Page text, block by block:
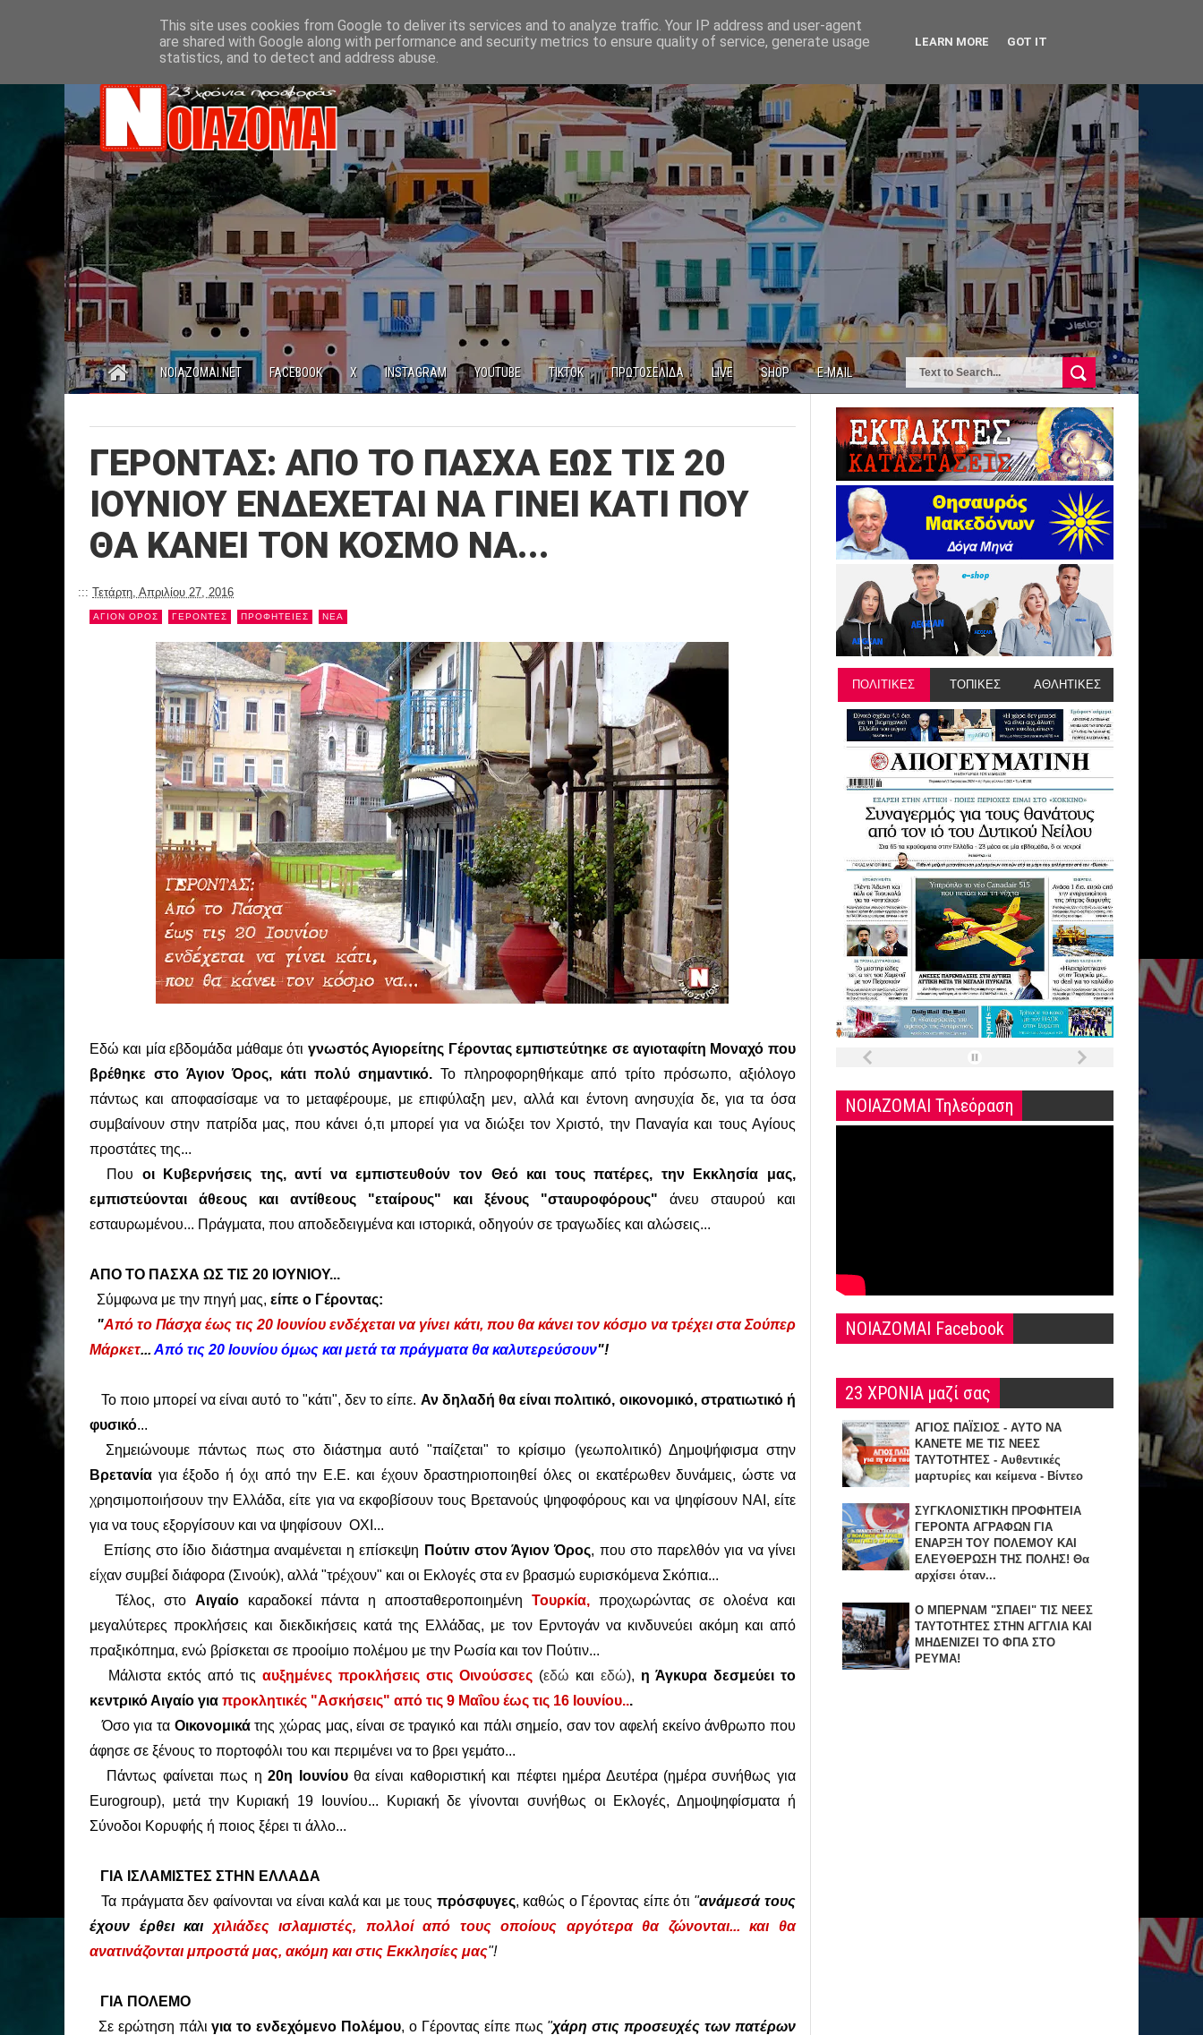
NOIAZOMAI.NET FACEBOOK X INSTAGRAM YOUTUBE TIKTOK ΠΡΩΤΟΣΕΛΙΔΑ LIVE SHOP E-MAIL
ΓΕΡΟΝΤΑΣ: ΑΠΟ ΤΟ ΠΑΣΧΑ ΕΩΣ ΤΙΣ 20
ΙΟΥΝΙΟΥ ΕΝΔΕΧΕΤΑΙ ΝΑ ΓΙΝΕΙ ΚΑΤΙ ΠΟΥ
ΘΑ ΚΑΝΕΙ ΤΟΝ ΚΟΣΜΟ ΝΑ...
::: Τετάρτη, Απριλίου 27, 2016
ΑΓΙΟΝ ΟΡΟΣ ΓΕΡΟΝΤΕΣ ΠΡΟΦΗΤΕΙΕΣ NEA
Εδώ και μία εβδομάδα μάθαμε ότι γνωστός Αγιορείτης Γέροντας εμπιστεύτηκε σε αγιοταφίτη Μοναχό που
βρέθηκε στο Άγιον Όρος, κάτι πολύ σημαντικό. Το πληροφορηθήκαμε από τρίτο πρόσωπο, αξιόλογο
πάντως και αποφασίσαμε να το μεταφέρουμε, με επιφύλαξη μεν, αλλά και έντονη ανησυχία δε, για τα όσα
συμβαίνουν στην πατρίδα μας, που κάνει ό,τι μπορεί για να διώξει τον Χριστό, την Παναγία και τους Αγίους
προστάτες της...
Που οι Κυβερνήσεις της, αντί να εμπιστευθούν τον Θεό και τους πατέρες, την Εκκλησία μας,
εμπιστεύονται άθεους και αντίθεους "εταίρους" και ξένους "σταυροφόρους" άνευ σταυρού και
εσταυρωμένου... Πράγματα, που αποδεδειγμένα και ιστορικά, οδηγούν σε τραγωδίες και αλώσεις...
ΑΠΟ ΤΟ ΠΑΣΧΑ ΩΣ ΤΙΣ 20 ΙΟΥΝΙΟΥ...
Σύμφωνα με την πηγή μας, είπε ο Γέροντας:
"Από το Πάσχα έως τις 20 Ιουνίου ενδέχεται να γίνει κάτι, που θα κάνει τον κόσμο να τρέχει στα Σούπερ
Μάρκετ... Από τις 20 Ιουνίου όμως και μετά τα πράγματα θα καλυτερεύσουν"!
Το ποιο μπορεί να είναι αυτό το "κάτι", δεν το είπε. Αν δηλαδή θα είναι πολιτικό, οικονομικό, στρατιωτικό ή
φυσικό...
Σημειώνουμε πάντως πως στο διάστημα αυτό "παίζεται" το κρίσιμο (γεωπολιτικό) Δημοψήφισμα στην
Βρετανία για έξοδο ή όχι από την Ε.Ε. και έχουν δραστηριοποιηθεί όλες οι εκατέρωθεν δυνάμεις, ώστε να
χρησιμοποιήσουν την Ελλάδα, είτε για να εκφοβίσουν τους Βρετανούς ψηφοφόρους και να ψηφίσουν ΝΑΙ, είτε
για να τους εξοργίσουν και να ψηφίσουν ΟΧΙ...
Επίσης στο ίδιο διάστημα αναμένεται η επίσκεψη Πούτιν στον Άγιον Όρος, που στο παρελθόν για να γίνει
είχαν συμβεί διάφορα (Σινούκ), αλλά "τρέχουν" και οι Εκλογές στα εν βρασμώ ευρισκόμενα Σκόπια...
Τέλος, στο Αιγαίοκαραδοκεί πάντα η αποσταθεροποιημένη Τουρκία,προχωρώντας σε ολοένα και
μεγαλύτερες προκλήσεις και διεκδικήσεις κατά της Ελλάδας, με τον Ερντογάν να κινδυνεύει ακόμη και από
πραξικόπημα, ενώ βρίσκεται σε προοίμιο πολέμου με την Ρωσία και τον Πούτιν...
Μάλιστα εκτός από τις αυξημένες προκλήσεις στις Οινούσσες(εδώ και εδώ), η Άγκυρα δεσμεύει το
κεντρικό Αιγαίο για προκλητικές "Ασκήσεις" από τις 9 Μαΐου έως τις 16 Ιουνίου...
Όσο για τα Οικονομικάτης χώρας μας, είναι σε τραγικό και πάλι σημείο, σαν τον αφελή εκείνο άνθρωπο που
άφησε σε ξένους το πορτοφόλι του και περιμένει να το βρει γεμάτο...
Πάντως φαίνεται πως η20η Ιουνίου θα είναι καθοριστική και πέφτει ημέρα Δευτέρα (ημέρα συνήθως για
Eurogroup), μετά την Κυριακή 19 Ιουνίου... Κυριακή δε γίνονται συνήθως οι Εκλογές, Δημοψηφίσματα ή
Σύνοδοι Κορυφής ή ποιος ξέρει τι άλλο...
ΓΙΑ ΙΣΛΑΜΙΣΤΕΣ ΣΤΗΝ ΕΛΛΑΔΑ
Τα πράγματα δεν φαίνονται να είναι καλά και με τους πρόσφυγες, καθώς ο Γέροντας είπε ότι "ανάμεσά τους
έχουν έρθει και χιλιάδες ισλαμιστές, πολλοί από τους οποίους αργότερα θα ζώνονται... και θα
ανατινάζονται μπροστά μας, ακόμη και στις Εκκλησίες μας"!
ΓΙΑ ΠΟΛΕΜΟ
Σε ερώτηση πάλιγια το ενδεχόμενο Πολέμου, ο Γέροντας είπε πως "χάρη στις προσευχές των πατέρων
ΠΟΛΙΤΙΚΕΣ ΤΟΠΙΚΕΣ ΑΘΛΗΤΙΚΕΣ
ΝΟΙΑΖΟΜΑΙ Τηλεόραση
NOIAZOMAI Facebook
23 ΧΡΟΝΙΑ μαζί σας
ΑΓΙΟΣ ΠΑΪΣΙΟΣ - ΑΥΤΟ ΝΑ
ΚΑΝΕΤΕ ΜΕ ΤΙΣ ΝΕΕΣ
ΤΑΥΤΟΤΗΤΕΣ - Αυθεντικές
μαρτυρίες και κείμενα - Βίντεο
ΣΥΓΚΛΟΝΙΣΤΙΚΗ ΠΡΟΦΗΤΕΙΑ
ΓΕΡΟΝΤΑ ΑΓΡΑΦΩΝ ΓΙΑ
ΕΝΑΡΞΗ TOY ΠΟΛΕΜΟΥ ΚΑΙ
ΕΛΕΥΘΕΡΩΣΗ ΤΗΣ ΠΟΛΗΣ! Θα
αρχίσει όταν...
Ο ΜΠΕΡΝΑΜ "ΣΠΑΕΙ" ΤΙΣ ΝΕΕΣ
ΤΑΥΤΟΤΗΤΕΣ ΣΤΗΝ ΑΓΓΛΙΑ KAI
ΜΗΔΕΝΙZΕΙ ΤΟ ΦΠΑ ΣΤΟ
ΡΕΥΜΑ!
This site uses cookies from Google to deliver its services and to analyze traffic. Your IP address and user-agent
are shared with Google along with performance and security metrics to ensure quality of service, generate usage
statistics, and to detect and address abuse.
LEARN MORE GOT IT